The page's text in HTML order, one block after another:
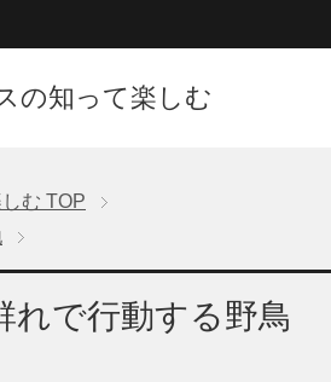
の知って楽しむ
む TOP
れで行動する野鳥